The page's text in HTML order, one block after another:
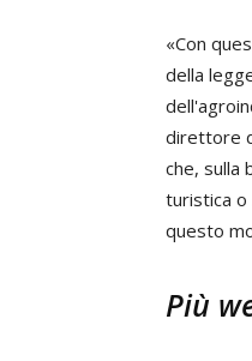
«Con
della
direttore
che, sulla
turistica o
questo
Più